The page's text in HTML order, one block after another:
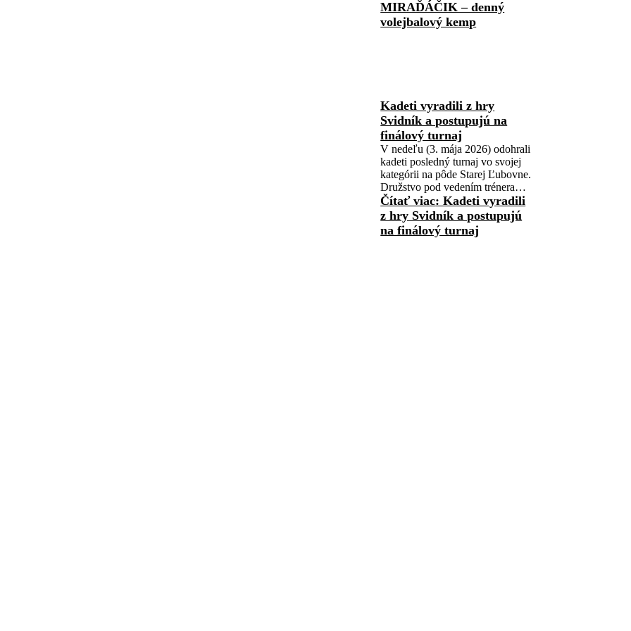
MIRAĎÁČIK – denný
volejbalový kemp
Kadeti vyradili z hry
Svidník a postupujú na
finálový turnaj
V nedeľu (3. mája 2026) odohrali
kadeti posledný turnaj vo svojej
kategórii na pôde Starej Ľubovne.
Družstvo pod vedením trénera…
Čítať viac: Kadeti vyradili
z hry Svidník a postupujú
na finálový turnaj